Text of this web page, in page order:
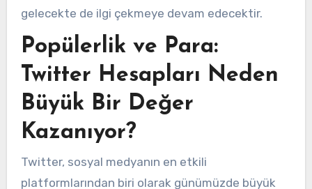
gelecekte de ilgi çekmeye devam edecektir.
Popülerlik ve Para:
Twitter Hesapları Neden
Büyük Bir Değer
Kazanıyor?
Twitter, sosyal medyanın en etkili
platformlarından biri olarak günümüzde büyük